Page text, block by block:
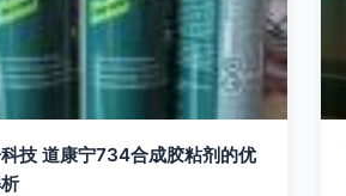
技 道康宁734合成胶粘剂的优